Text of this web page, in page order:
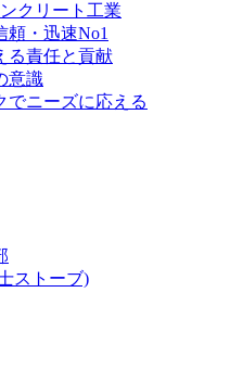
クリート工業
頼・迅速No1
る責任と貢献
意識
でニーズに応える
ストーブ)